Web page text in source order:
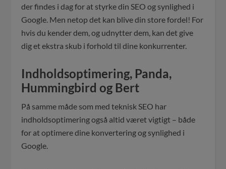
der findes i dag for at styrke din SEO og synlighed i
Google. Men netop det kan blive din store fordel! For
hvis du kender dem, og udnytter dem, kan det give
dig et ekstra skub i forhold til dine konkurrenter.
Indholdsoptimering, Panda,
Hummingbird og Bert
På samme måde som med teknisk SEO har
indholdsoptimering også altid været vigtigt – både
for at optimere dine konvertering og synlighed i
Google.